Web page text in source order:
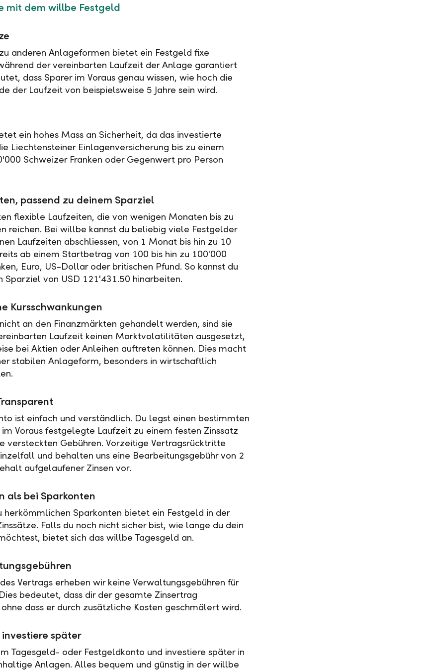
mit dem willbe Festgeld
anderen Anlageformen bietet ein Festgeld fixe
der vereinbarten Laufzeit der Anlage garantiert
dass Sparer im Voraus genau wissen, wie hoch die
der Laufzeit von beispielsweise 5 Jahre sein wird.
ein hohes Mass an Sicherheit, da das investierte
Liechtensteiner Einlagenversicherung bis zu einem
Schweizer Franken oder Gegenwert pro Person
passend zu deinem Sparziel
flexible Laufzeiten, die von wenigen Monaten bis zu
reichen. Bei willbe kannst du beliebig viele Festgelder
Laufzeiten abschliessen, von 1 Monat bis hin zu 10
ab einem Startbetrag von 100 bis hin zu 100'000
Euro, US-Dollar oder britischen Pfund. So kannst du
Sparziel von USD 121'431.50 hinarbeiten.
Kursschwankungen
an den Finanzmärkten gehandelt werden, sind sie
Laufzeit keinen Marktvolatilitäten ausgesetzt,
bei Aktien oder Anleihen auftreten können. Dies macht
stabilen Anlageform, besonders in wirtschaftlich
ist einfach und verständlich. Du legst einen bestimmten
Voraus festgelegte Laufzeit zu einem festen Zinssatz
versteckten Gebühren. Vorzeitige Vertragsrücktritte
und behalten uns eine Bearbeitungsgebühr von 2
aufgelaufener Zinsen vor.
als bei Sparkonten
herkömmlichen Sparkonten bietet ein Festgeld in der
Falls du noch nicht sicher bist, wie lange du dein
bietet sich das willbe Tagesgeld an.
Vertrags erheben wir keine Verwaltungsgebühren für
bedeutet, dass dir der gesamte Zinsertrag
dass er durch zusätzliche Kosten geschmälert wird.
später
Tagesgeld- oder Festgeldkonto und investiere später in
Anlagen. Alles bequem und günstig in der willbe